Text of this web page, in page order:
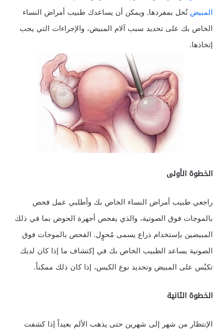
المبيض تُحل بمفردها. ويمكن أن يساعدك طبيب أمراض النساء
الخاص بك على تحديد سبب آلام المبيض، والإجراءات التي يجب
إتخاذها.
الخطوة الأولى
راجعي طبيب أمراض النساء الخاص بك وأطلبي عمل فحص
بالموجات فوق الصوتية، والذي يفحص أجهزة الحوض بما في ذلك
المبيضين بإستخدام ذراع يسمى مُحوٍل. الفحص بالموجات فوق
الصوتية يساعد الطبيب الخاص بك في إكتشاف ما إذا كان لديك
تكيٌس على المبيض وتحديد نوع الكيس، إذا كان ذلك ممكناً.
الخطوة الثانية
الإنتظار من شهر إلى شهرين حتى يذهب الألم بعيداً إذا كشفت